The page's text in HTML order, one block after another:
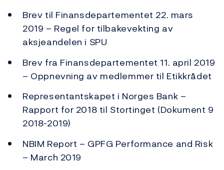
Brev til Finansdepartementet 22. mars
2019 – Regel for tilbakevekting av
aksjeandelen i SPU
Brev fra Finansdepartementet 11. april 2019
– Oppnevning av medlemmer til Etikkrådet
Representantskapet i Norges Bank –
Rapport for 2018 til Stortinget (Dokument 9
2018-2019)
NBIM Report – GPFG Performance and Risk
– March 2019